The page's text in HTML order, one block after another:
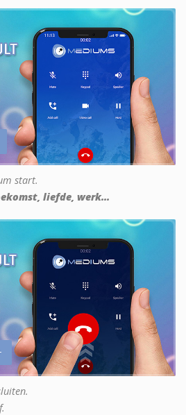
start.
liefde, werk...